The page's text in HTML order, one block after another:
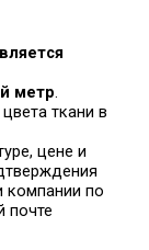
метр.
ткани в
цене и
компании по
почте